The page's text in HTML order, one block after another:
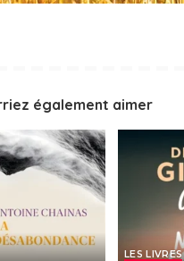
également aimer
LES LIVRES